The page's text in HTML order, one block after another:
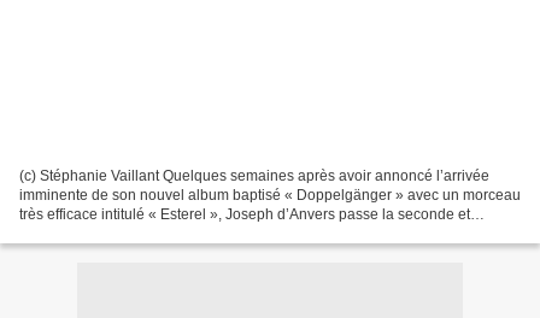
(c) Stéphanie Vaillant Quelques semaines après avoir annoncé l’arrivée
imminente de son nouvel album baptisé « Doppelgänger » avec un morceau
très efficace intitulé « Esterel », Joseph d’Anvers passe la seconde et